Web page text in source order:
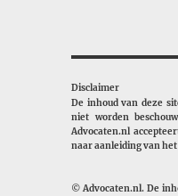
Disclaimer
De inhoud van deze
niet worden
Advocaten.nl
naar aanleiding van
© Advocaten.nl. De